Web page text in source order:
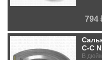
794
C-C
В